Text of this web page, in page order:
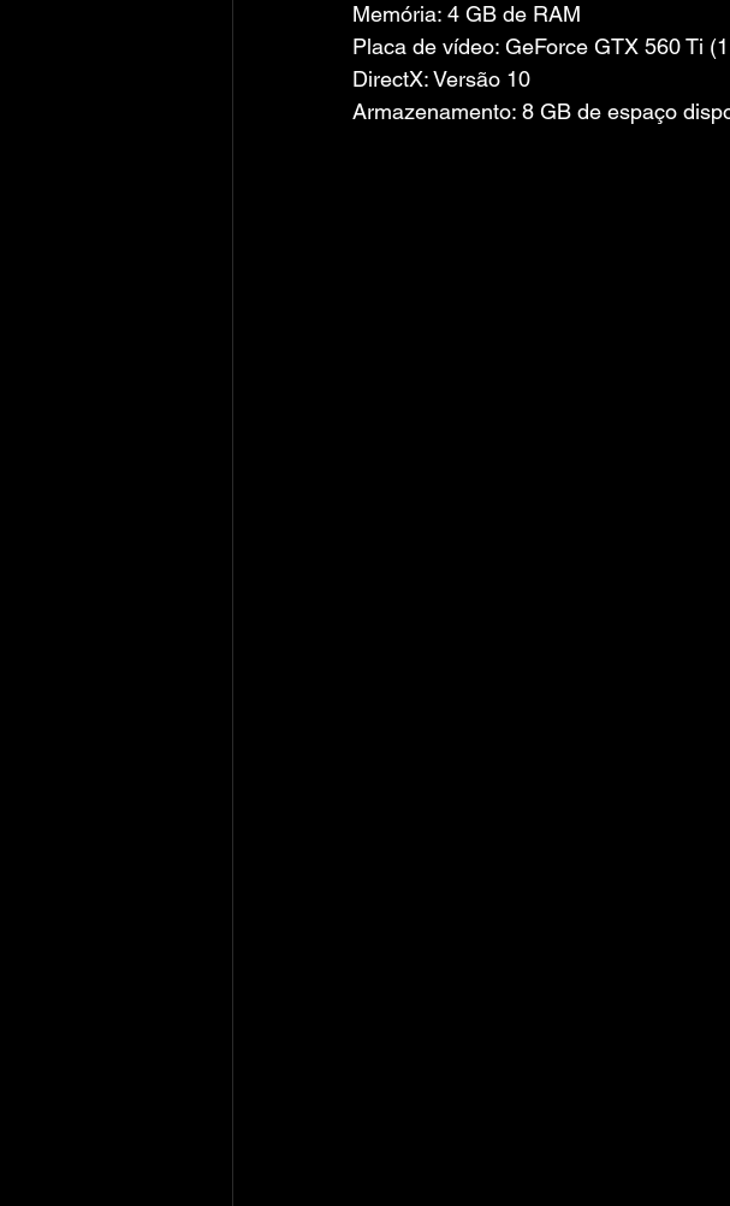
Memória: 4 GB de RAM
Placa de vídeo: GeForce GTX 560 Ti
DirectX: Versão 10
Armazenamento: 8 GB de espaço